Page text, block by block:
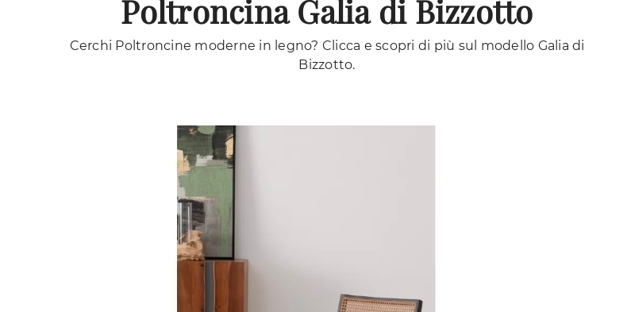
Poltroncina Galia di Bizzotto
Cerchi Poltroncine moderne in legno? Clicca e scopri di più sul modello Galia di
Bizzotto.